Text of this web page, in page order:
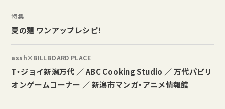
特集
夏の麺 ワンアップレシピ！
assh×BILLBOARD PLACE
T・ジョイ新潟万代 ／ ABC Cooking Studio ／ 万代パビリ
オンゲームコーナー ／ 新潟市マンガ・アニメ情報館